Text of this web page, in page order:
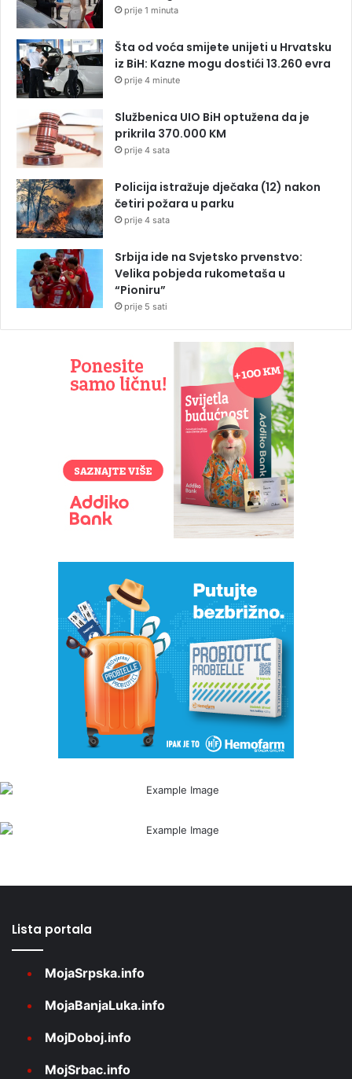
prije 1 minuta
Šta od voća smijete unijeti u Hrvatsku
iz BiH: Kazne mogu dostići 13.260 evra
prije 4 minute
Službenica UIO BiH optužena da je
prikrila 370.000 KM
prije 4 sata
Policija istražuje dječaka (12) nakon
četiri požara u parku
prije 4 sata
Srbija ide na Svjetsko prvenstvo:
Velika pobjeda rukometaša u
“Pioniru”
prije 5 sati
Lista portala
MojaSrpska.info
MojaBanjaLuka.info
MojDoboj.info
MojSrbac.info